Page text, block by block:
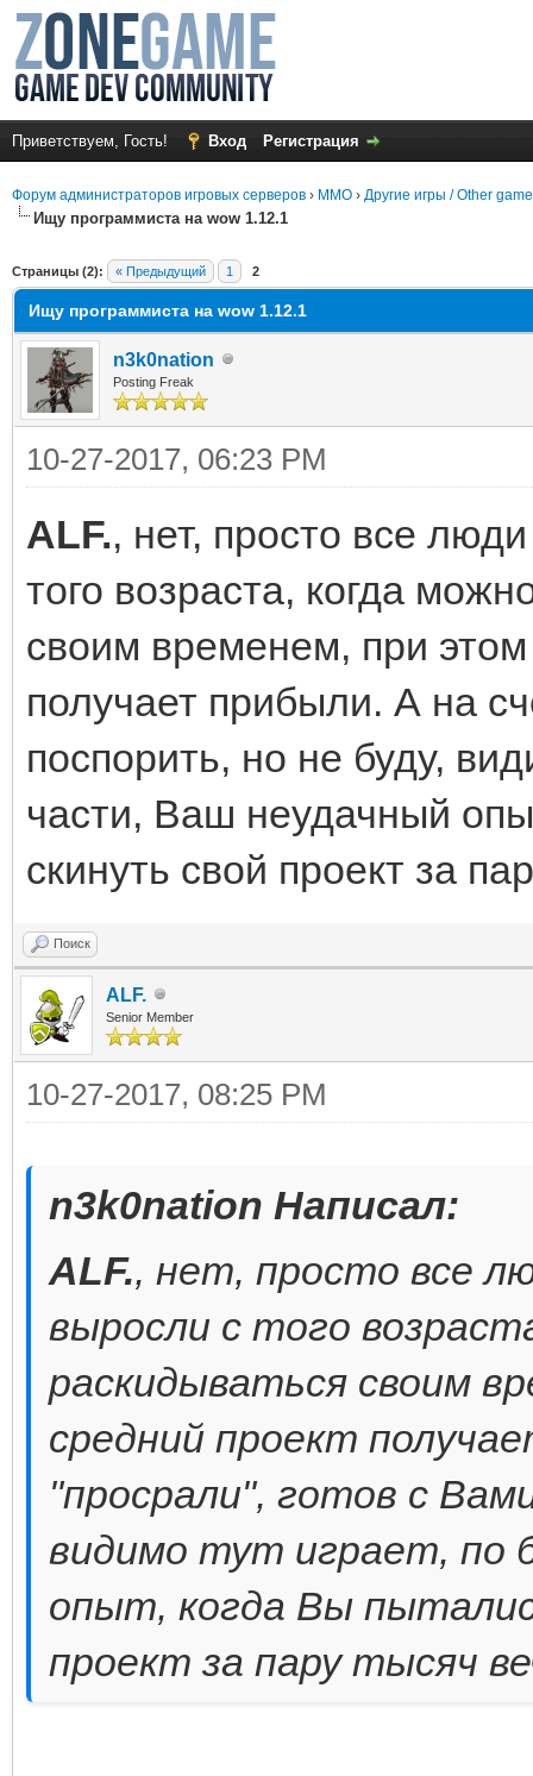
Приветствуем, Гость! Вход Регистрация
Форум администраторов игровых серверов › MMO › Другие игры / Other
Ищу программиста на wow 1.12.1
Страницы (2): « Предыдущий 1 2
Ищу программиста на wow 1.12.1
n3k0nation
Posting Freak
10-27-2017, 06:23 PM
ALF., нет, просто все
того возраста, когда
своим временем, при этом
получает прибыли. А на
поспорить, но не буду,
части, Ваш неудачный
скинуть свой проект за
Поиск
ALF.
Senior Member
10-27-2017, 08:25 PM
n3k0nation Написал:
ALF., нет, просто все
выросли с того
раскидываться своим
средний проект
"просрали", готов с
видимо тут играет, по
опыт, когда Вы
проект за пару тысяч